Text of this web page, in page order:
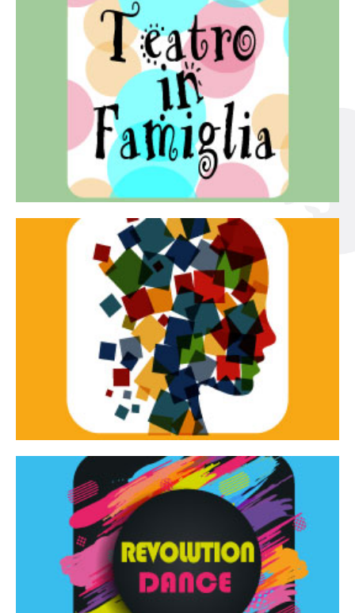
Teatro in famiglia
Teatro In Famiglia è una rassegna di teatro concepita
per far condividere e godere del teatro all’intera
famiglia.
Continua
Tracce dinamiche
Tracce Dinamiche è una rassegna di teatro
d’innovazione e sperimentale.
Continua
Revolution Dance
Rassegna di danza contemporanea – I Edizione